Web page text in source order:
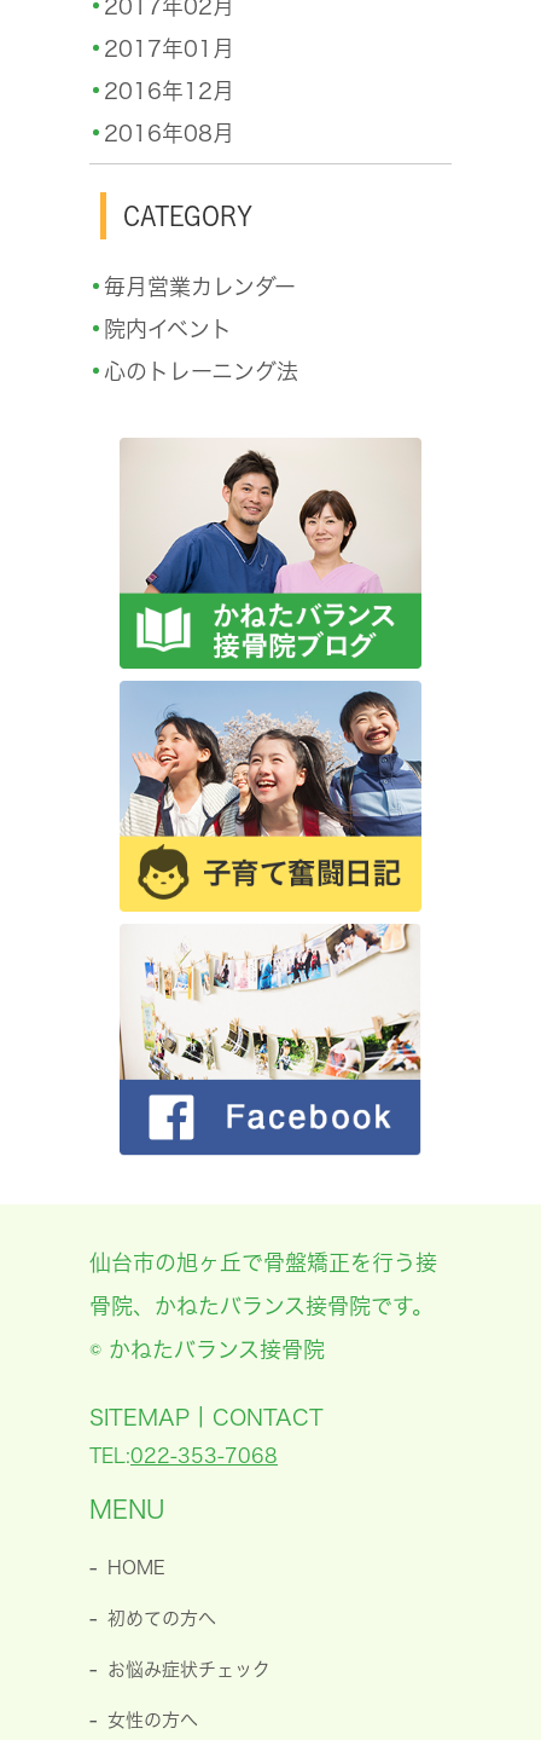
2017年02月
2017年01月
2016年12月
2016年08月
CATEGORY
毎月営業カレンダー
院内イベント
心のトレーニング法
仙台市の旭ヶ丘で骨盤矯正を行う接
骨院、かねたバランス接骨院です。
© かねたバランス接骨院
SITEMAP CONTACT
TEL:022-353-7068
MENU
HOME
初めての方へ
お悩み症状チェック
女性の方へ